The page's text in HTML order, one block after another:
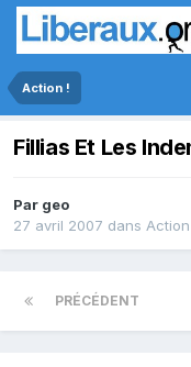
Action !
Fillias Et Les
Par geo
27 avril 2007 dans Action
PRÉCÉDENT